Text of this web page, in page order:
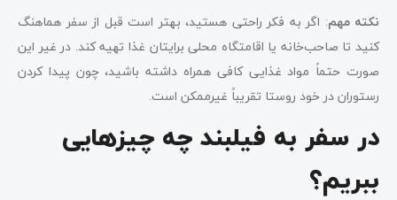
نکته مهم: اگر به فکر راحتی هستید، بهتر است قبل از سفر هماهنگ
کنید تا صاحب‌خانه یا اقامتگاه محلی برایتان غذا تهیه کند. در غیر این
صورت حتماً مواد غذایی کافی همراه داشته باشید، چون پیدا کردن
رستوران در خود روستا تقریباً غیرممکن است.
در سفر به فیلبند چه چیزهایی
ببریم؟